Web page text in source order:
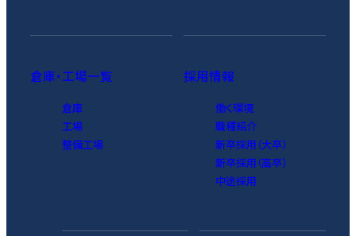
倉庫・工場一覧
倉庫
工場
整備工場
採用情報
働く環境
職種紹介
新卒採用（大卒）
新卒採用（高卒）
中途採用